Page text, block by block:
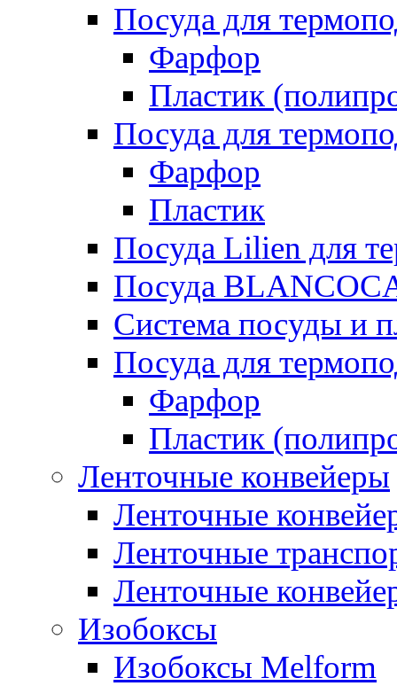
Посуда для
Фарфор
Пластик
Посуда для
Фарфор
Пластик
Посуда Lilien для
Посуда
Система посуды и
Посуда для
Фарфор
Пластик
Ленточные конвейеры
Ленточные
Ленточные
Ленточные
Изобоксы
Изобоксы Melform